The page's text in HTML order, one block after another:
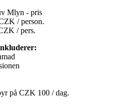
Mlyn - pris
/ person.
/ pers.
på CZK 100 / dag.